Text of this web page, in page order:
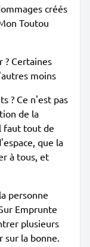
créés
Toutou
? Certaines
moins
? Ce n'est pas
de la
faut tout de
que la
à tous, et
personne
Emprunte
plusieurs
sur la bonne.